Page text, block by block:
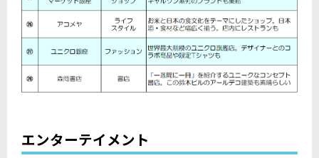
エンターテイメント